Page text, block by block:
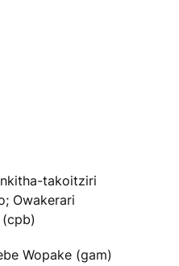
takoitziri
Owakerari
Wopake (gam)